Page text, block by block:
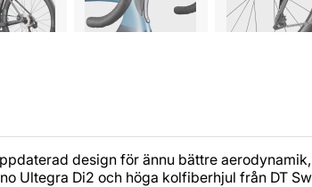
design för ännu bättre
Ultegra Di2 och höga kolfiberhjul från DT